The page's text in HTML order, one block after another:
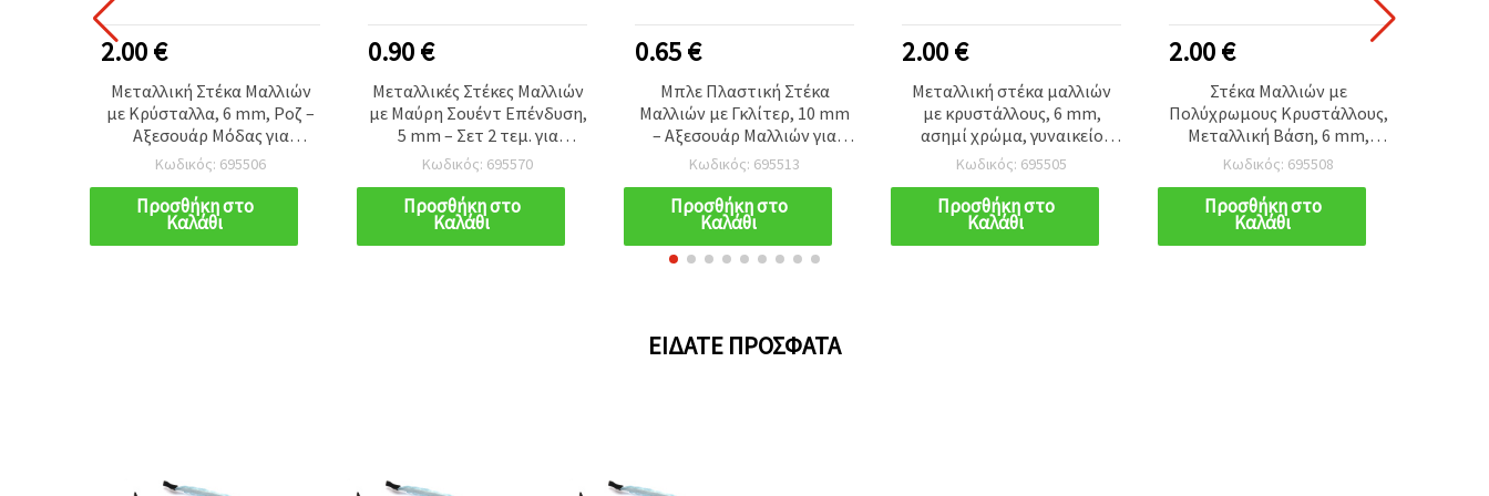
2.00 €
Μεταλλική Στέκα Μαλλιών
με Κρύσταλλα, 6 mm, Ροζ –
Αξεσουάρ Μόδας για
Γυναίκες και Κορίτσια
Κωδικός: 695506
Προσθήκη στο
Καλάθι
0.90 €
Μεταλλικές Στέκες Μαλλιών
με Μαύρη Σουέντ Επένδυση,
5 mm – Σετ 2 τεμ. για
χειροτεχνίες & DIY
Κωδικός: 695570
Προσθήκη στο
Καλάθι
0.65 €
Μπλε Πλαστική Στέκα
Μαλλιών με Γκλίτερ, 10 mm
– Αξεσουάρ Μαλλιών για
Γυναίκες και Κορίτσια
Κωδικός: 695513
Προσθήκη στο
Καλάθι
2.00 €
Μεταλλική στέκα μαλλιών
με κρυστάλλους, 6 mm,
ασημί χρώμα, γυναικείο
αξεσουάρ μαλλιών
Κωδικός: 695505
Προσθήκη στο
Καλάθι
2.00 €
Στέκα Μαλλιών με
Πολύχρωμους Κρυστάλλους,
Μεταλλική Βάση, 6 mm,
Λαμπερή, Γυναικείο
Αξεσουάρ
Κωδικός: 695508
Προσθήκη στο
Καλάθι
ΕΊΔΑΤΕ ΠΡΌΣΦΑΤΑ